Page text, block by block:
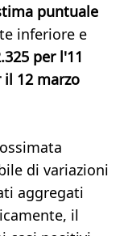
puntuale
inferiore e
per l'11
il 12 marzo
di variazioni
aggregati
il